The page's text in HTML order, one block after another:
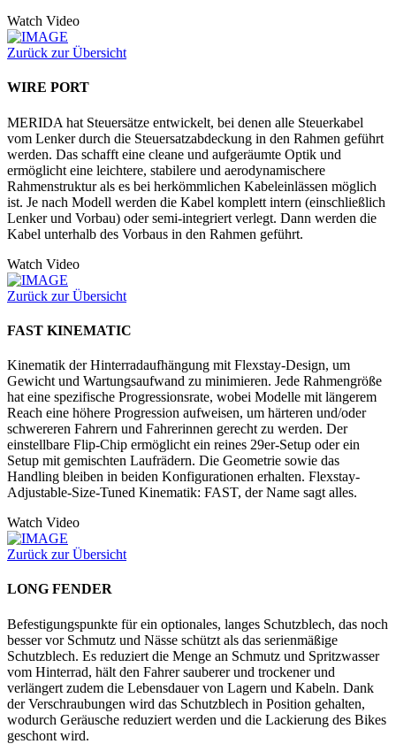
Watch Video
Zurück zur Übersicht
WIRE PORT
MERIDA hat Steuersätze entwickelt, bei denen alle Steuerkabel
vom Lenker durch die Steuersatzabdeckung in den Rahmen geführt
werden. Das schafft eine cleane und aufgeräumte Optik und
ermöglicht eine leichtere, stabilere und aerodynamischere
Rahmenstruktur als es bei herkömmlichen Kabeleinlässen möglich
ist. Je nach Modell werden die Kabel komplett intern (einschließlich
Lenker und Vorbau) oder semi-integriert verlegt. Dann werden die
Kabel unterhalb des Vorbaus in den Rahmen geführt.
Watch Video
Zurück zur Übersicht
FAST KINEMATIC
Kinematik der Hinterradaufhängung mit Flexstay-Design, um
Gewicht und Wartungsaufwand zu minimieren. Jede Rahmengröße
hat eine spezifische Progressionsrate, wobei Modelle mit längerem
Reach eine höhere Progression aufweisen, um härteren und/oder
schwereren Fahrern und Fahrerinnen gerecht zu werden. Der
einstellbare Flip-Chip ermöglicht ein reines 29er-Setup oder ein
Setup mit gemischten Laufrädern. Die Geometrie sowie das
Handling bleiben in beiden Konfigurationen erhalten. Flexstay-
Adjustable-Size-Tuned Kinematik: FAST, der Name sagt alles.
Watch Video
Zurück zur Übersicht
LONG FENDER
Befestigungspunkte für ein optionales, langes Schutzblech, das noch
besser vor Schmutz und Nässe schützt als das serienmäßige
Schutzblech. Es reduziert die Menge an Schmutz und Spritzwasser
vom Hinterrad, hält den Fahrer sauberer und trockener und
verlängert zudem die Lebensdauer von Lagern und Kabeln. Dank
der Verschraubungen wird das Schutzblech in Position gehalten,
wodurch Geräusche reduziert werden und die Lackierung des Bikes
geschont wird.